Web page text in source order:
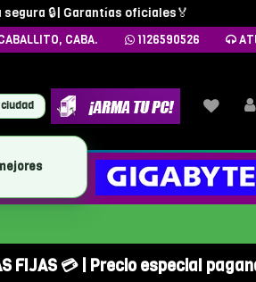
🔒| Garantías oficiales🏅
CABA. 1126590526
ciudad
MARCAS
FIJAS 💳 | Precio especial